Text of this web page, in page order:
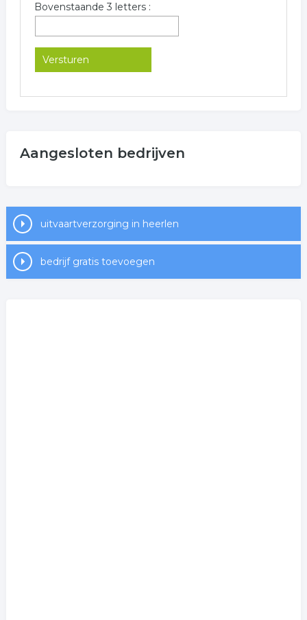
Bovenstaande 3 letters :
Aangesloten bedrijven
uitvaartverzorging in heerlen
bedrijf gratis toevoegen